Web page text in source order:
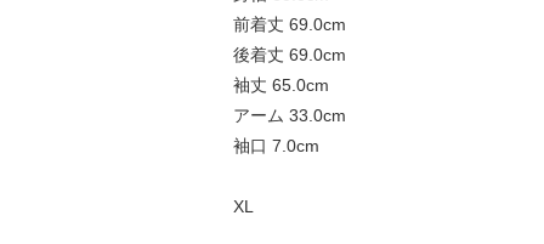
前着丈 69.0cm
後着丈 69.0cm
袖丈 65.0cm
アーム 33.0cm
袖口 7.0cm
XL